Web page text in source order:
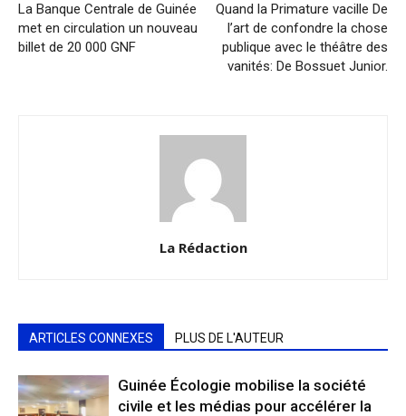
La Banque Centrale de Guinée
met en circulation un nouveau
billet de 20 000 GNF
Quand la Primature vacille De
l’art de confondre la chose
publique avec le théâtre des
vanités: De Bossuet Junior.
La Rédaction
ARTICLES CONNEXES PLUS DE L'AUTEUR
Guinée Écologie mobilise la société
civile et les médias pour accélérer la